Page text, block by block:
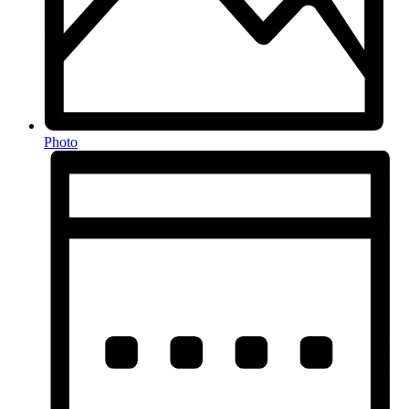
Photo